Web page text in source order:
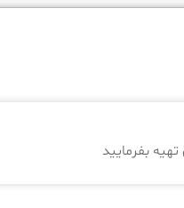
بفرمایید